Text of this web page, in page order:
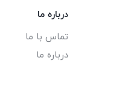
درباره ما
تماس با ما
درباره ما